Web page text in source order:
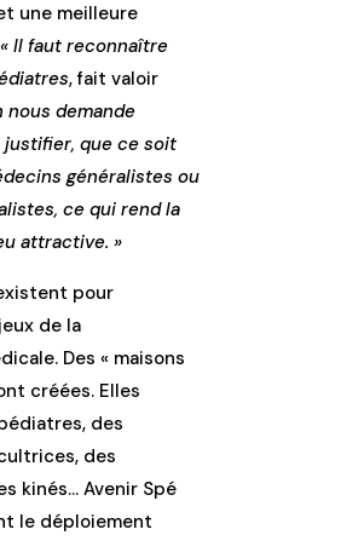
une meilleure
« Il faut reconnaître
, fait valoir
nous demande
que ce soit
généralistes ou
ce qui rend la
attractive. »
pour
de la
Des « maisons
créées. Elles
des
des
kinés… Avenir Spé
le déploiement